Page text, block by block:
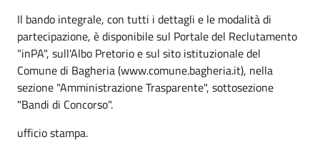
Il bando integrale, con tutti i dettagli e le modalità di
partecipazione, è disponibile sul Portale del Reclutamento
"inPA", sull'Albo Pretorio e sul sito istituzionale del
Comune di Bagheria (www.comune.bagheria.it), nella
sezione "Amministrazione Trasparente", sottosezione
"Bandi di Concorso".
ufficio stampa.